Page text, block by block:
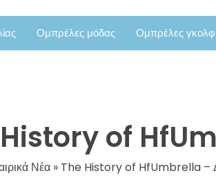
Ομπρέλες μόδας Ομπρέλες γκολφ
of
Νέα » The History of HfUmbrella –